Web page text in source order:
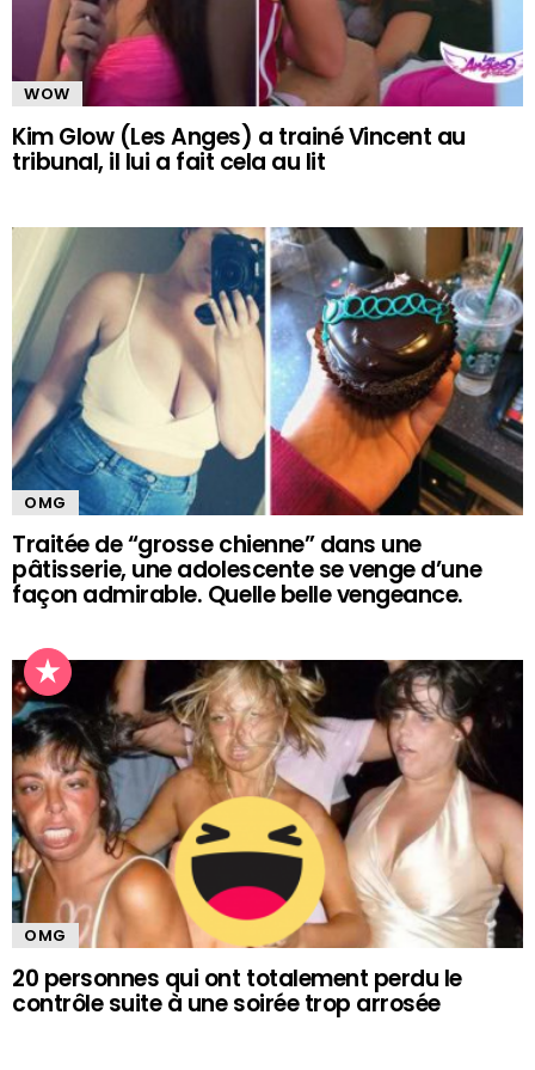
WOW
Kim Glow (Les Anges) a trainé Vincent au
tribunal, il lui a fait cela au lit
OMG
Traitée de “grosse chienne” dans une
pâtisserie, une adolescente se venge d’une
façon admirable. Quelle belle vengeance.
OMG
20 personnes qui ont totalement perdu le
contrôle suite à une soirée trop arrosée